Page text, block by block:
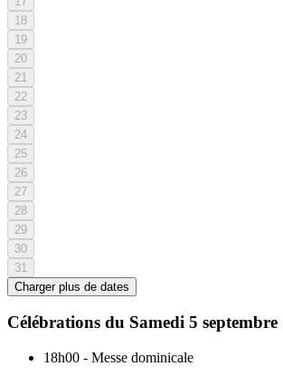
18
19
20
21
22
23
24
25
26
27
28
29
30
31
Charger plus de dates
Célébrations du Samedi 5 septembre
18h00 - Messe dominicale